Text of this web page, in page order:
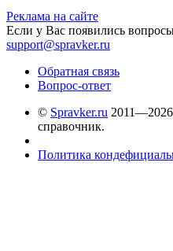
Реклама на сайте
Если у Вас появились
support@spravker.ru
Обратная связь
Вопрос-ответ
© Spravker.ru
справочник.
Политика